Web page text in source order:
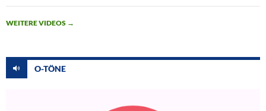
WEITERE VIDEOS →
O-TÖNE